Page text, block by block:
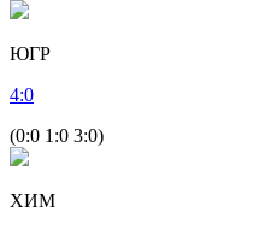
ЮГР
4:0
(0:0 1:0 3:0)
ХИМ